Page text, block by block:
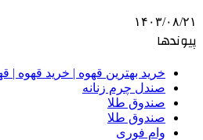
۱۴۰۳/۰۸/۲۱
پیوندها
خرید بهترین قهوه | خرید قهوه |
صندل چرم زنانه
صندوق طلا
صندوق طلا
وام فوری